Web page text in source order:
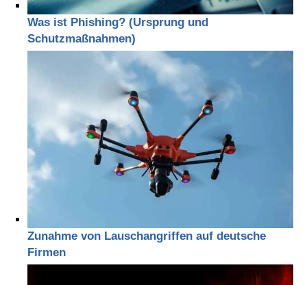
Was ist Phishing? (Ursprung und
Schutzmaßnahmen)
Zunahme von Lauschangriffen auf deutsche
Firmen